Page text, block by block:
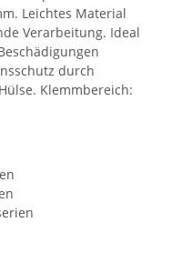
Leichtes Material
Verarbeitung. Ideal
durch
Klemmbereich: